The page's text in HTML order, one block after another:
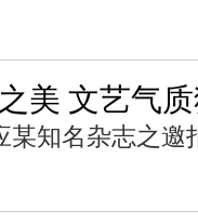
美 文艺气
某知名杂志之邀